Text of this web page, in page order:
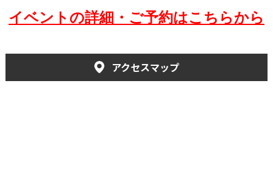
イベントの詳細・ご予約はこちらから
アクセスマップ